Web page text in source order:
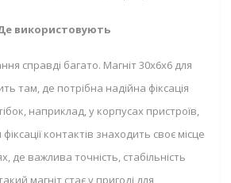
використовують
справді багато. Магніт 30х6х6 для
там, де потрібна надійна фіксація
наприклад, у корпусах пристроїв,
контактів знаходить своє місце
де важлива точність, стабільність
магніт стає у пригоді для